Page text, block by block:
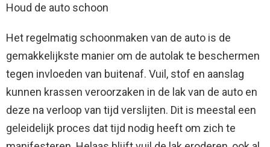
Houd de auto schoon
Het regelmatig schoonmaken van de auto is de
gemakkelijkste manier om de autolak te beschermen
tegen invloeden van buitenaf. Vuil, stof en aanslag
kunnen krassen veroorzaken in de lak van de auto en
deze na verloop van tijd verslijten. Dit is meestal een
geleidelijk proces dat tijd nodig heeft om zich te